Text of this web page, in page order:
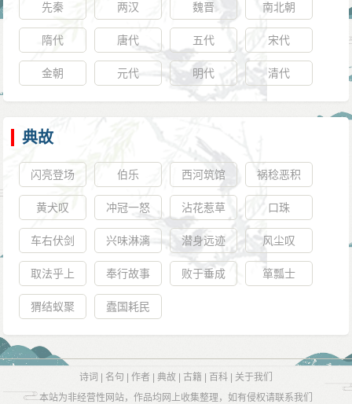
先秦 两汉 魏晋 南北朝
隋代 唐代 五代 宋代
金朝 元代 明代 清代
典故
闪亮登场 伯乐 西河筑馆 祸稔恶积
黄犬叹 冲冠一怒 沾花惹草 口珠
车右伏剑 兴味淋漓 潜身远迹 风尘叹
取法乎上 奉行故事 败于垂成 箪瓢士
猬结蚁聚 蠹国耗民
诗词 名句 作者 典故 古籍 百科
关于我们
本站为非经营性网站，作品均网上收集整理，如有侵权请联系我们